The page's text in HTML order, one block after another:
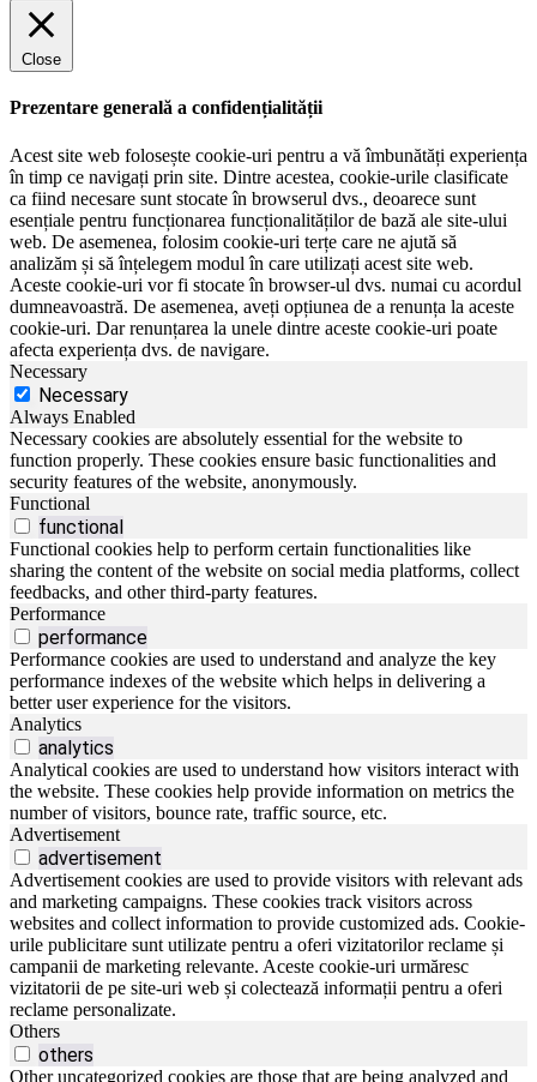
Close
Prezentare generală a confidențialității
Acest site web folosește cookie-uri pentru a vă îmbunătăți experiența
în timp ce navigați prin site. Dintre acestea, cookie-urile clasificate
ca fiind necesare sunt stocate în browserul dvs., deoarece sunt
esențiale pentru funcționarea funcționalităților de bază ale site-ului
web. De asemenea, folosim cookie-uri terțe care ne ajută să
analizăm și să înțelegem modul în care utilizați acest site web.
Aceste cookie-uri vor fi stocate în browser-ul dvs. numai cu acordul
dumneavoastră. De asemenea, aveți opțiunea de a renunța la aceste
cookie-uri. Dar renunțarea la unele dintre aceste cookie-uri poate
afecta experiența dvs. de navigare.
Necessary
Necessary
Always Enabled
Necessary cookies are absolutely essential for the website to
function properly. These cookies ensure basic functionalities and
security features of the website, anonymously.
Functional
functional
Functional cookies help to perform certain functionalities like
sharing the content of the website on social media platforms, collect
feedbacks, and other third-party features.
Performance
performance
Performance cookies are used to understand and analyze the key
performance indexes of the website which helps in delivering a
better user experience for the visitors.
Analytics
analytics
Analytical cookies are used to understand how visitors interact with
the website. These cookies help provide information on metrics the
number of visitors, bounce rate, traffic source, etc.
Advertisement
advertisement
Advertisement cookies are used to provide visitors with relevant ads
and marketing campaigns. These cookies track visitors across
websites and collect information to provide customized ads. Cookie-
urile publicitare sunt utilizate pentru a oferi vizitatorilor reclame și
campanii de marketing relevante. Aceste cookie-uri urmăresc
vizitatorii de pe site-uri web și colectează informații pentru a oferi
reclame personalizate.
Others
others
Other uncategorized cookies are those that are being analyzed and